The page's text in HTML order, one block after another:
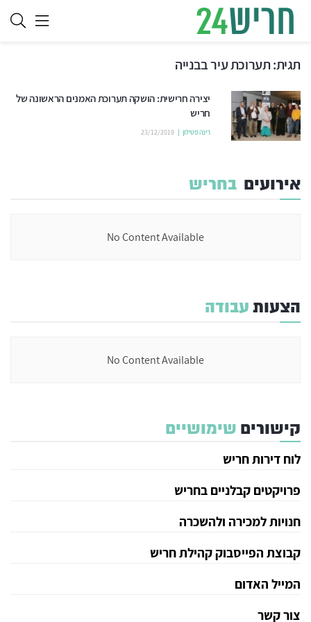
תגית:תערוכת עיר בבנייה
יצירה חרישית: הושקה תערוכת האמנים הראשונה של
חריש
רינה פטילון 23/12/2019
אירועים בחריש
No Content Available
הצעותעבודה
No Content Available
קישורים שימושיים
לוח דירות חריש
פרויקטים קבלניים בחריש
חנויות למכירה ולהשכרה
קבוצת הפייסבוק קהילת חריש
המייל האדום
צור קשר